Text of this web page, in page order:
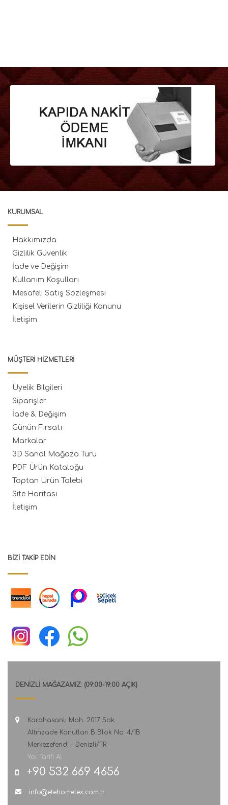
KURUMSAL
Hakkımızda
Gizlilik Güvenlik
İade ve Değişim
Kullanım Koşulları
Mesafeli Satış Sözleşmesi
Kişisel Verilerin Gizliliği Kanunu
İletişim
MÜŞTERI HIZMETLERI
Üyelik Bilgileri
Siparişler
İade & Değişim
Günün Fırsatı
Markalar
3D Sanal Mağaza Turu
PDF Ürün Kataloğu
Toptan Ürün Talebi
Site Haritası
İletişim
BIZI TAKIP EDIN
DENİZLİ MAĞAZAMIZ: (09:00-19:00 AÇIK)
Karahasanlı Mah. 2017 Sok.
Altınzade Konutları B Blok No: 4/1B
Merkezefendi - Denizli/TR
Yol Tarifi Al
+90 532 669 4656
info@etehometex.com.tr